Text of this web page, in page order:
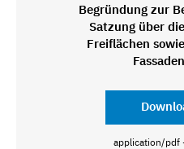
Begründung zur
Satzung über
Freiflächen
application/pdf